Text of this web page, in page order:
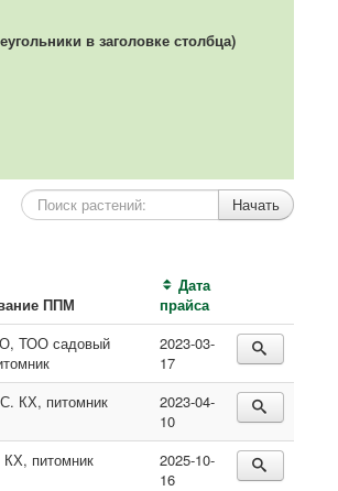
в заголовке столбца)
ППМ
Дата
прайса
ТОО садовый
2023-03-
17
КХ, питомник
2023-04-
10
КХ, питомник
2025-10-
16